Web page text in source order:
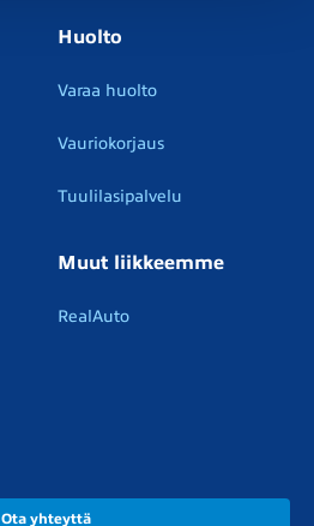
Huolto
Varaa huolto
Vauriokorjaus
Tuulilasipalvelu
Muut liikkeemme
RealAuto
Ota yhteyttä